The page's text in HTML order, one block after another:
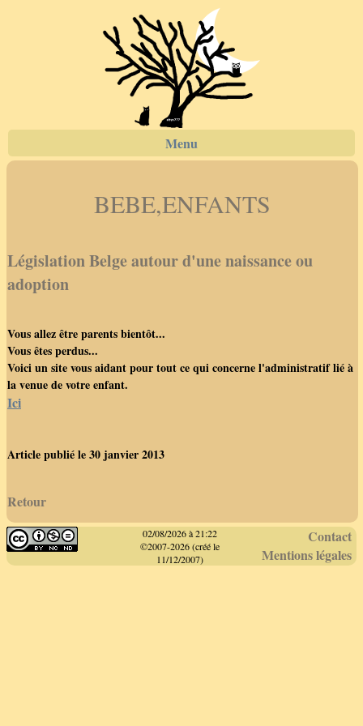
Menu
BEBE,ENFANTS
Législation Belge autour d'une naissance ou
adoption
Vous allez être parents bientôt...
Vous êtes perdus...
Voici un site vous aidant pour tout ce qui concerne l'administratif lié à
la venue de votre enfant.
Ici
Article publié le 30 janvier 2013
Retour
02/08/2026 à 21:22
©2007-2026 (créé le
11/12/2007)
Contact
Mentions légales